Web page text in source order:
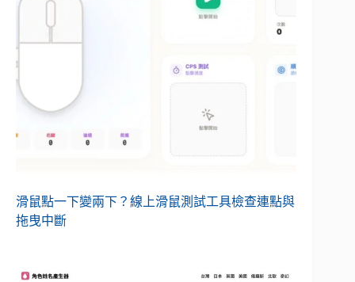
滑鼠點一下變兩下？線上滑鼠測試工具檢查連點與
拖曳中斷